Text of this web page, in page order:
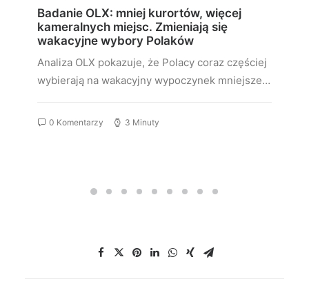
Badanie OLX: mniej kurortów, więcej
kameralnych miejsc. Zmieniają się
wakacyjne wybory Polaków
Analiza OLX pokazuje, że Polacy coraz częściej
wybierają na wakacyjny wypoczynek mniejsze…
0 Komentarzy 3 Minuty